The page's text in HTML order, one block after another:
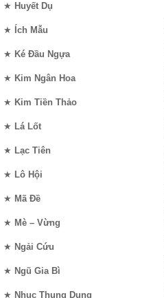
★ Huyết Dụ
★ Ích Mẫu
★ Ké Đầu Ngựa
★ Kim Ngân Hoa
★ Kim Tiền Thảo
★ Lá Lốt
★ Lạc Tiên
★ Lô Hội
★ Mã Đề
★ Mè – Vừng
★ Ngải Cứu
★ Ngũ Gia Bì
★ Nhục Thung Dung